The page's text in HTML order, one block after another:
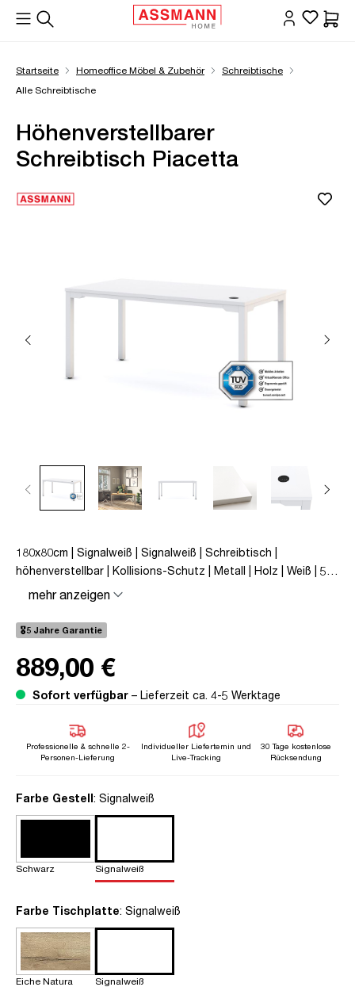
springen
Startseite Homeoffice Möbel & Zubehör
Schreibtische
Alle Schreibtische
Höhenverstellbarer
Schreibtisch Piacetta
180x80cm | Signalweiß | Signalweiß | Schreibtisch |
höhenverstellbar | Kollisions-Schutz | Metall | Holz | Weiß | 5
Jahre Herstellergarantie | unmontiert | bis zu 80 kg | Piacetta
mehr anzeigen
🎖️5 Jahre Garantie
889,00 €
Sofort verfügbar – Lieferzeit ca. 4-5 Werktage
Professionelle & schnelle 2-
Personen-Lieferung
Individueller Liefertemin und
Live-Tracking
30 Tage kostenlose
Rücksendung
Farbe Gestellauswählen
: Signalweiß
Schwarz Signalweiß
Farbe Tischplatteauswählen
: Signalweiß
Eiche Natura Signalweiß